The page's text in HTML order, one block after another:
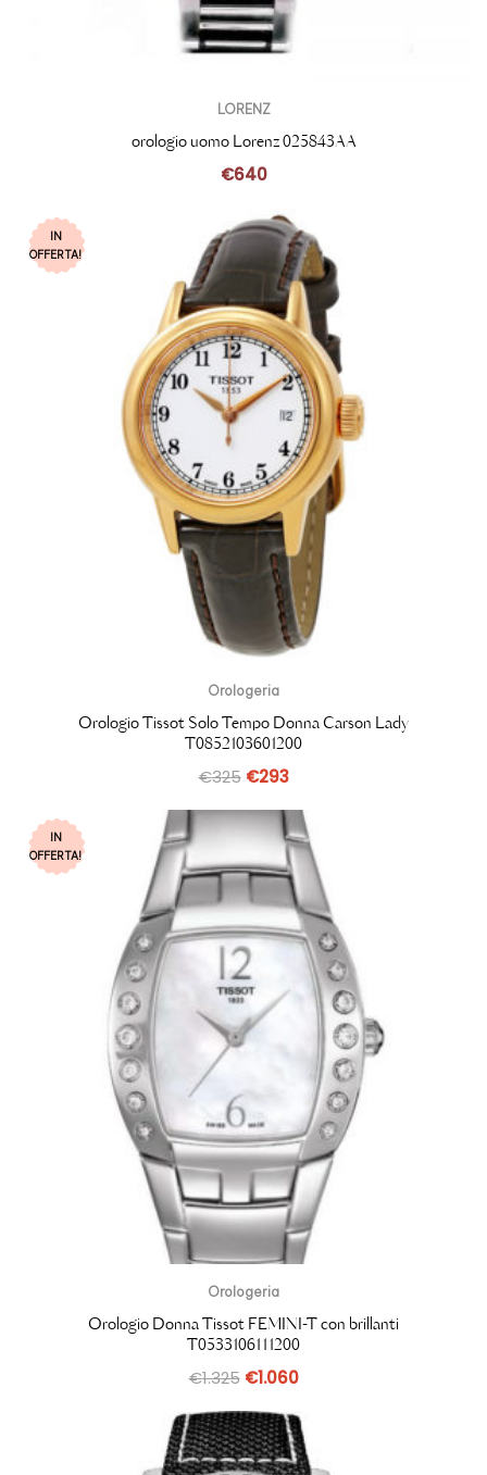
LORENZ
orologio uomo Lorenz 025843AA
€640
IN
OFFERTA!
Orologeria
Orologio Tissot Solo Tempo Donna Carson Lady
T0852103601200
€325 €293
IN
OFFERTA!
Orologeria
Orologio Donna Tissot FEMINI-T con brillanti
T0533106111200
€1.325 €1.060